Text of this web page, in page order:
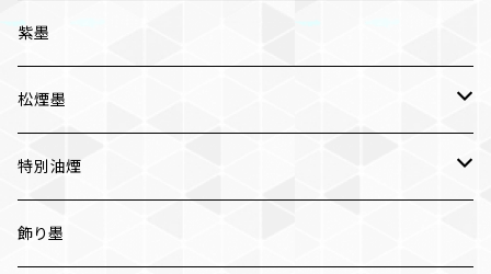
一般実用
紫墨
松煙墨
いきまつ
おちまつ
特別油煙
椿油煙墨
飾り墨